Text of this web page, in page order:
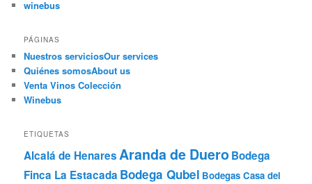
winebus
PÁGINAS
Nuestros serviciosOur services
Quiénes somosAbout us
Venta Vinos Colección
Winebus
ETIQUETAS
Alcalá de HenaresAranda de DueroBodega
Finca La Estacada Bodega Qubel Bodegas Casa del